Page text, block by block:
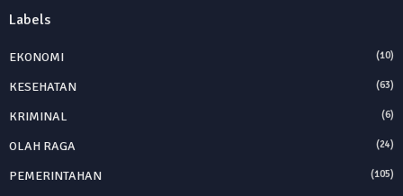
Labels
EKONOMI (10)
KESEHATAN (63)
KRIMINAL (6)
OLAH RAGA (24)
PEMERINTAHAN (105)